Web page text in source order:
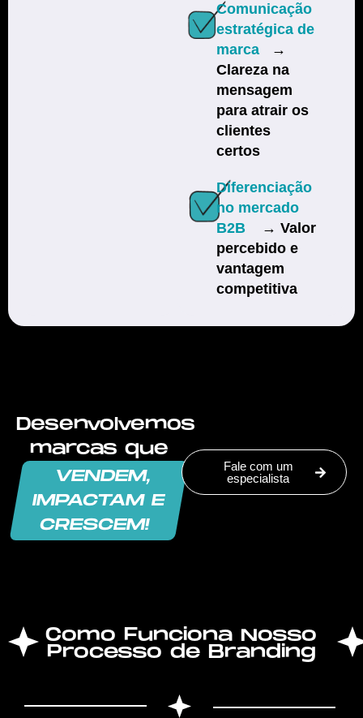
Comunicação
estratégica de
marca
→
Clareza na
mensagem
para atrair os
clientes
certos
Diferenciação
no mercado
B2B
→ Valor
percebido e
vantagem
competitiva
Desenvolvemos
marcas que
VENDEM,
IMPACTAM E
CRESCEM!
Fale com um
especialista
Como Funciona Nosso
Processo de Branding